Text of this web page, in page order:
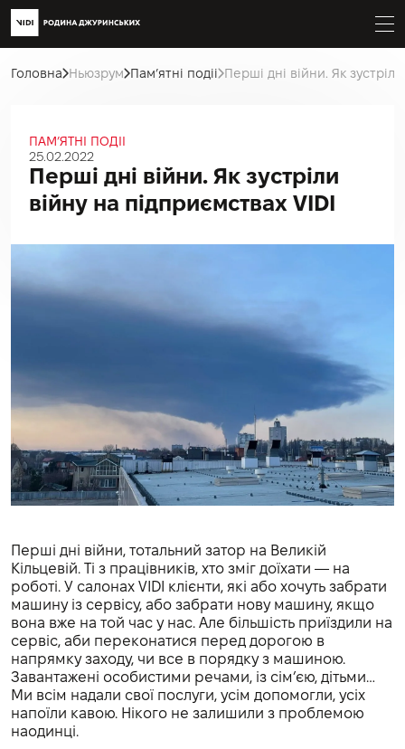
Головна Ньюзрум Пам’ятні подіі Перші дні війни. Як
ПАМ’ЯТНІ ПОДІІ
25.02.2022
Перші дні війни. Як зустріли
війну на підприємствах VIDI
Перші дні війни, тотальний затор на Великій
Кільцевій. Ті з працівників, хто зміг доїхати — на
роботі. У салонах VIDI клієнти, які або хочуть забрати
машину із сервісу, або забрати нову машину, якщо
вона вже на той час у нас. Але більшість приїздили на
сервіс, аби переконатися перед дорогою в
напрямку заходу, чи все в порядку з машиною.
Завантажені особистими речами, із сім’єю, дітьми…
Ми всім надали свої послуги, усім допомогли, усіх
напоїли кавою. Нікого не залишили з проблемою
наодинці.